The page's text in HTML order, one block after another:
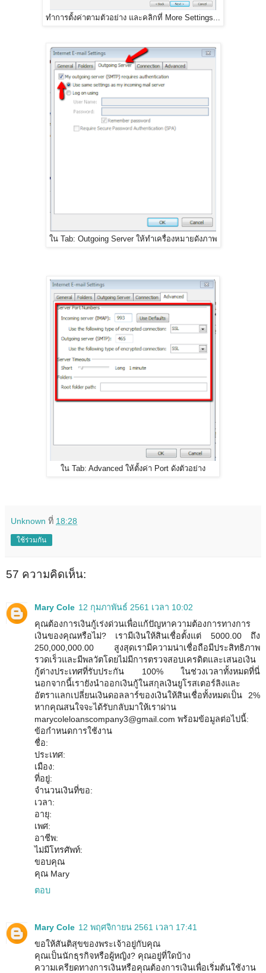
ทำการตั้งค่าตามตัวอย่าง และคลิกที่ More Settings...
ใน Tab: Outgoing Server ให้ทำเครื่องหมายดังภาพ
ใน Tab: Advanced ให้ตั้งค่า Port ดังตัวอย่าง
Unknown ที่ 18:28
ใช้ร่วมกัน
57 ความคิดเห็น:
Mary Cole 12 กุมภาพันธ์ 2561 เวลา 10:02
คุณต้องการเงินกู้เร่งด่วนเพื่อแก้ปัญหาความต้องการทางการ
เงินของคุณหรือไม่? เรามีเงินให้สินเชื่อตั้งแต่ 5000.00 ถึง
250,000,000.00 สูงสุดเรามีความน่าเชื่อถือมีประสิทธิภาพ
รวดเร็วและมีพลวัตโดยไม่มีการตรวจสอบเครดิตและเสนอเงิน
กู้ต่างประเทศที่รับประกัน 100% ในช่วงเวลาทั้งหมดที่นี่
นอกจากนี้เรายังนำออกเงินกู้ในสกุลเงินยูโรสเตอร์ลิงและ
อัตราแลกเปลี่ยนเงินดอลลาร์ของเงินให้สินเชื่อทั้งหมดเป็น 2%
หากคุณสนใจจะได้รับกลับมาให้เราผ่าน
marycoleloanscompany3@gmail.com พร้อมข้อมูลต่อไปนี้:
ข้อกำหนดการใช้งาน
ชื่อ:
ประเทศ:
เมือง:
ที่อยู่:
จำนวนเงินที่ขอ:
เวลา:
อายุ:
เพศ:
อาชีพ:
ไม่มีโทรศัพท์:
ขอบคุณ
คุณ Mary
ตอบ
Mary Cole 12 พฤศจิกายน 2561 เวลา 17:41
ขอให้สันติสุขของพระเจ้าอยู่กับคุณ
คุณเป็นนักธุรกิจหรือผู้หญิง? คุณอยู่ที่ใดบ้าง
ความเครียดทางการเงินหรือคุณต้องการเงินเพื่อเริ่มต้นใช้งาน